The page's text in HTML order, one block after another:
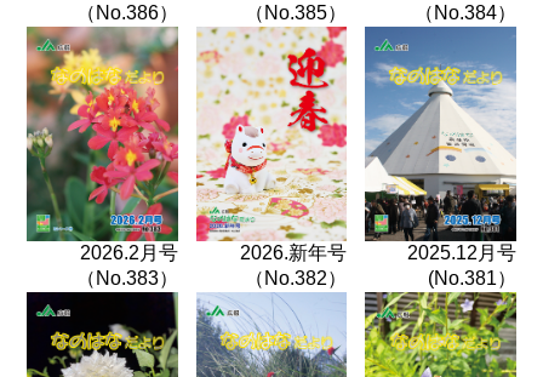
（No.386）
（No.385）
（No.384）
2026.2月号
（No.383）
2026.新年号
（No.382）
2025.12月号
(No.381）